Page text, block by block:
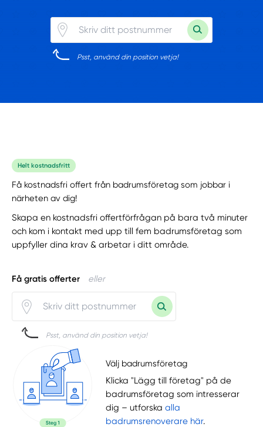
Psst, använd din position vetja!
Helt kostnadsfritt
Få kostnadsfri offert från badrumsföretag som jobbar i
närheten av dig!
Skapa en kostnadsfri offertförfrågan på bara två minuter
och kom i kontakt med upp till fem badrumsföretag som
uppfyller dina krav & arbetar i ditt område.
Få gratis offerter eller
Psst, använd din position vetja!
Välj badrumsföretag
Klicka "Lägg till företag" på de
badrumsföretag som intresserar
dig – utforskaalla
badrumsrenoverare här.